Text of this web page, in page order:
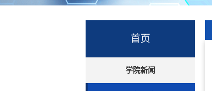
首页
学院新闻